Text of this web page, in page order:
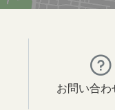
お問い合わ